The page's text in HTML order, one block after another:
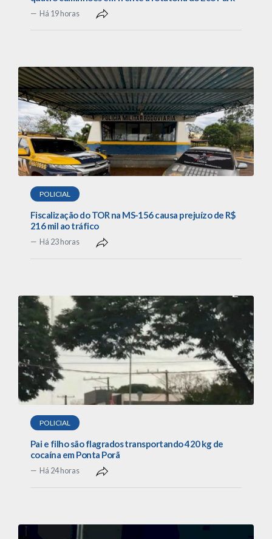
Há 19 horas
POLICIAL
Fiscalização do TOR na MS-156 causa prejuízo de R$
216 mil ao tráfico
Há 23 horas
POLICIAL
Pai e filho são flagrados transportando 420 kg de
cocaína em Ponta Porã
Há 24 horas